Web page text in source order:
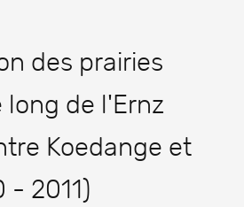
des prairies
long de l'Ernz
Koedange et
- 2011)